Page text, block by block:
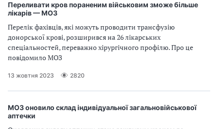
Переливати кров пораненим військовим зможе більше
лікарів — МОЗ
Перелік фахівців, які можуть проводити трансфузію
донорської крові, розширився на 26 лікарських
спеціальностей, переважно хірургічного профілю. Про це
повідомило МОЗ
13 жовтня 2023 2820
МОЗ оновило склад індивідуальної загальновійськової
аптечки